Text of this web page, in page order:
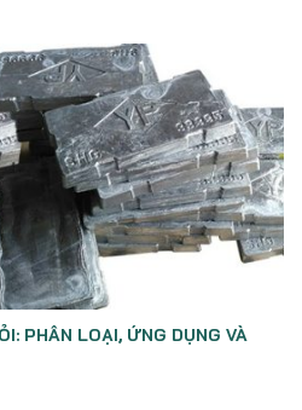
PHÂN LOẠI, ỨNG DỤNG VÀ